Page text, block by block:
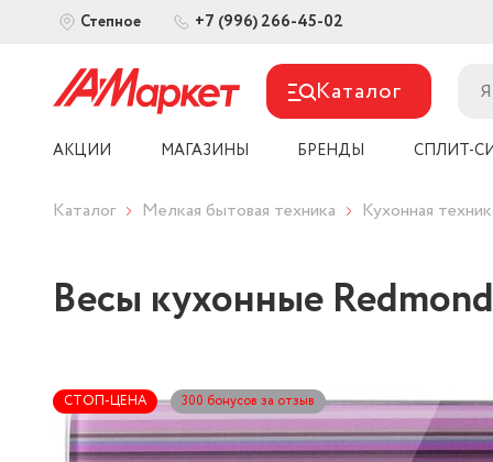
Степное +7 (996) 266-45-02
Каталог
АКЦИИ МАГАЗИНЫ БРЕНДЫ СПЛИТ-
Каталог Мелкая бытовая техника Кухонная
Весы кухонные
СТОП-ЦЕНА 300 бонусов за отзыв